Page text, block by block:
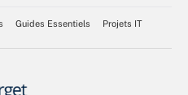
Guides Essentiels Projets IT